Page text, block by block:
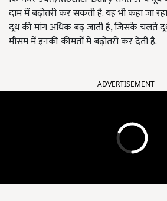
दाम में बढ़ोतरी कर सकती है. यह भी कहा जा
दूध की मांग अधिक बढ़ जाती है, जिसके चलते
मौसम में इनकी कीमतों में बढ़ोतरी कर देती है.
ADVERTISEMENT